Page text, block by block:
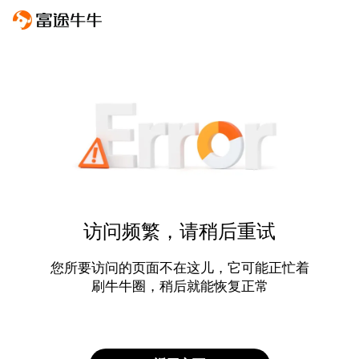
访问频繁，请稍后重试
您所要访问的页面不在这儿，它可能正忙着
刷牛牛圈，稍后就能恢复正常